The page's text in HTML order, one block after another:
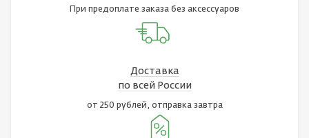
При предоплате заказа без аксессуаров
Доставка
по всей России
от 250 рублей, отправка завтра